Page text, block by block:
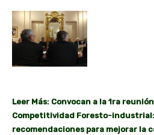
Leer Más: Convocan a la 1ra
Competitividad Foresto-
recomendaciones para mejorar la